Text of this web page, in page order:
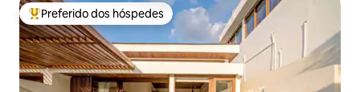
Entre os melhores preferidos dos hóspedes
Preferido dos hóspedes